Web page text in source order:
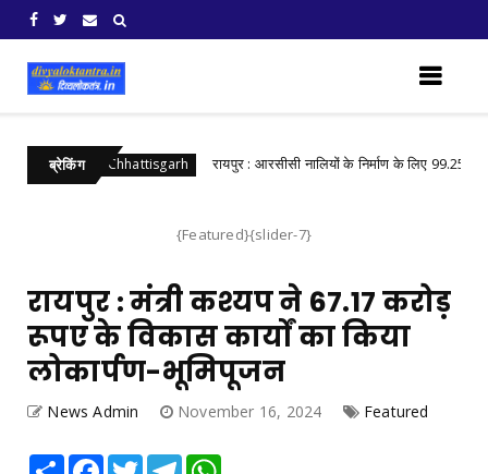
ब्रेकिंगChhattisgarh रायपुर : आरसीसी नालियों के निर्माण के लिए 99.25 लाख
{Featured}{slider-7}
रायपुर : मंत्री कश्यप ने 67.17 करोड़
रूपए के विकास कार्यों का किया
लोकार्पण-भूमिपूजन
News Admin November 16, 2024 Featured
Share Facebook
TwitterTelegram